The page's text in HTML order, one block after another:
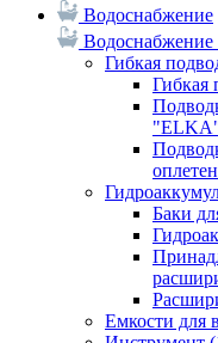
Водоснабжение
Водоснабжение
Гибкая
Гибкая
Баки
Емкости для